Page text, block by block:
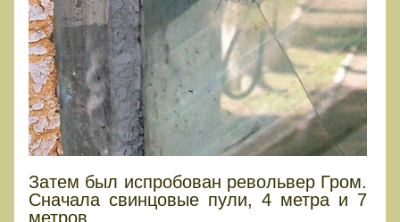
Затем был испробован револьвер Гром.
Сначала свинцовые пули, 4 метра и 7
метров...